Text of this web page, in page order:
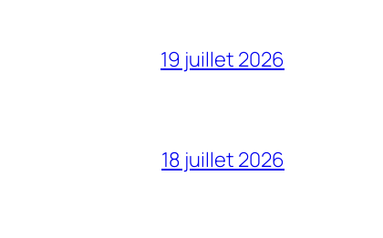
19 juillet 2026
18 juillet 2026